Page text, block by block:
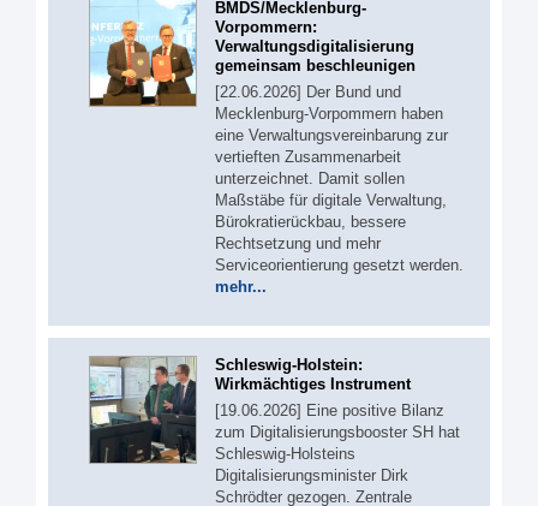
BMDS/Mecklenburg-
Vorpommern:
Verwaltungsdigitalisierung
gemeinsam beschleunigen
[22.06.2026] Der Bund und
Mecklenburg-Vorpommern haben
eine Verwaltungsvereinbarung zur
vertieften Zusammenarbeit
unterzeichnet. Damit sollen
Maßstäbe für digitale Verwaltung,
Bürokratierückbau, bessere
Rechtsetzung und mehr
Serviceorientierung gesetzt werden.
mehr...
Schleswig-Holstein:
Wirkmächtiges Instrument
[19.06.2026] Eine positive Bilanz
zum Digitalisierungsbooster SH hat
Schleswig-Holsteins
Digitalisierungsminister Dirk
Schrödter gezogen. Zentrale